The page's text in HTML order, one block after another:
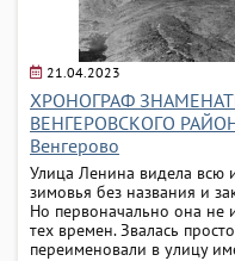
21.04.2023
ХРОНОГРАФ
ВЕНГЕРОВСКОГО
Венгерово
Улица Ленина видела всю
зимовья без названия и
Но первоначально она не
тех времен. Звалась
переименовали в улицу